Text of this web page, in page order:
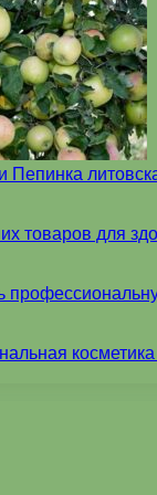
Пепинка
товаров для